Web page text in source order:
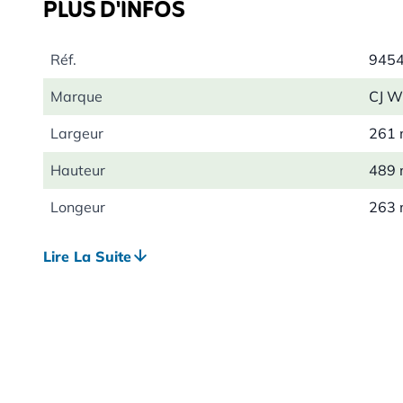
PLUS D'INFOS
Réf.
Marque CJ
Largeur 261
Hauteur 489
Longeur 263
Lire La Suite